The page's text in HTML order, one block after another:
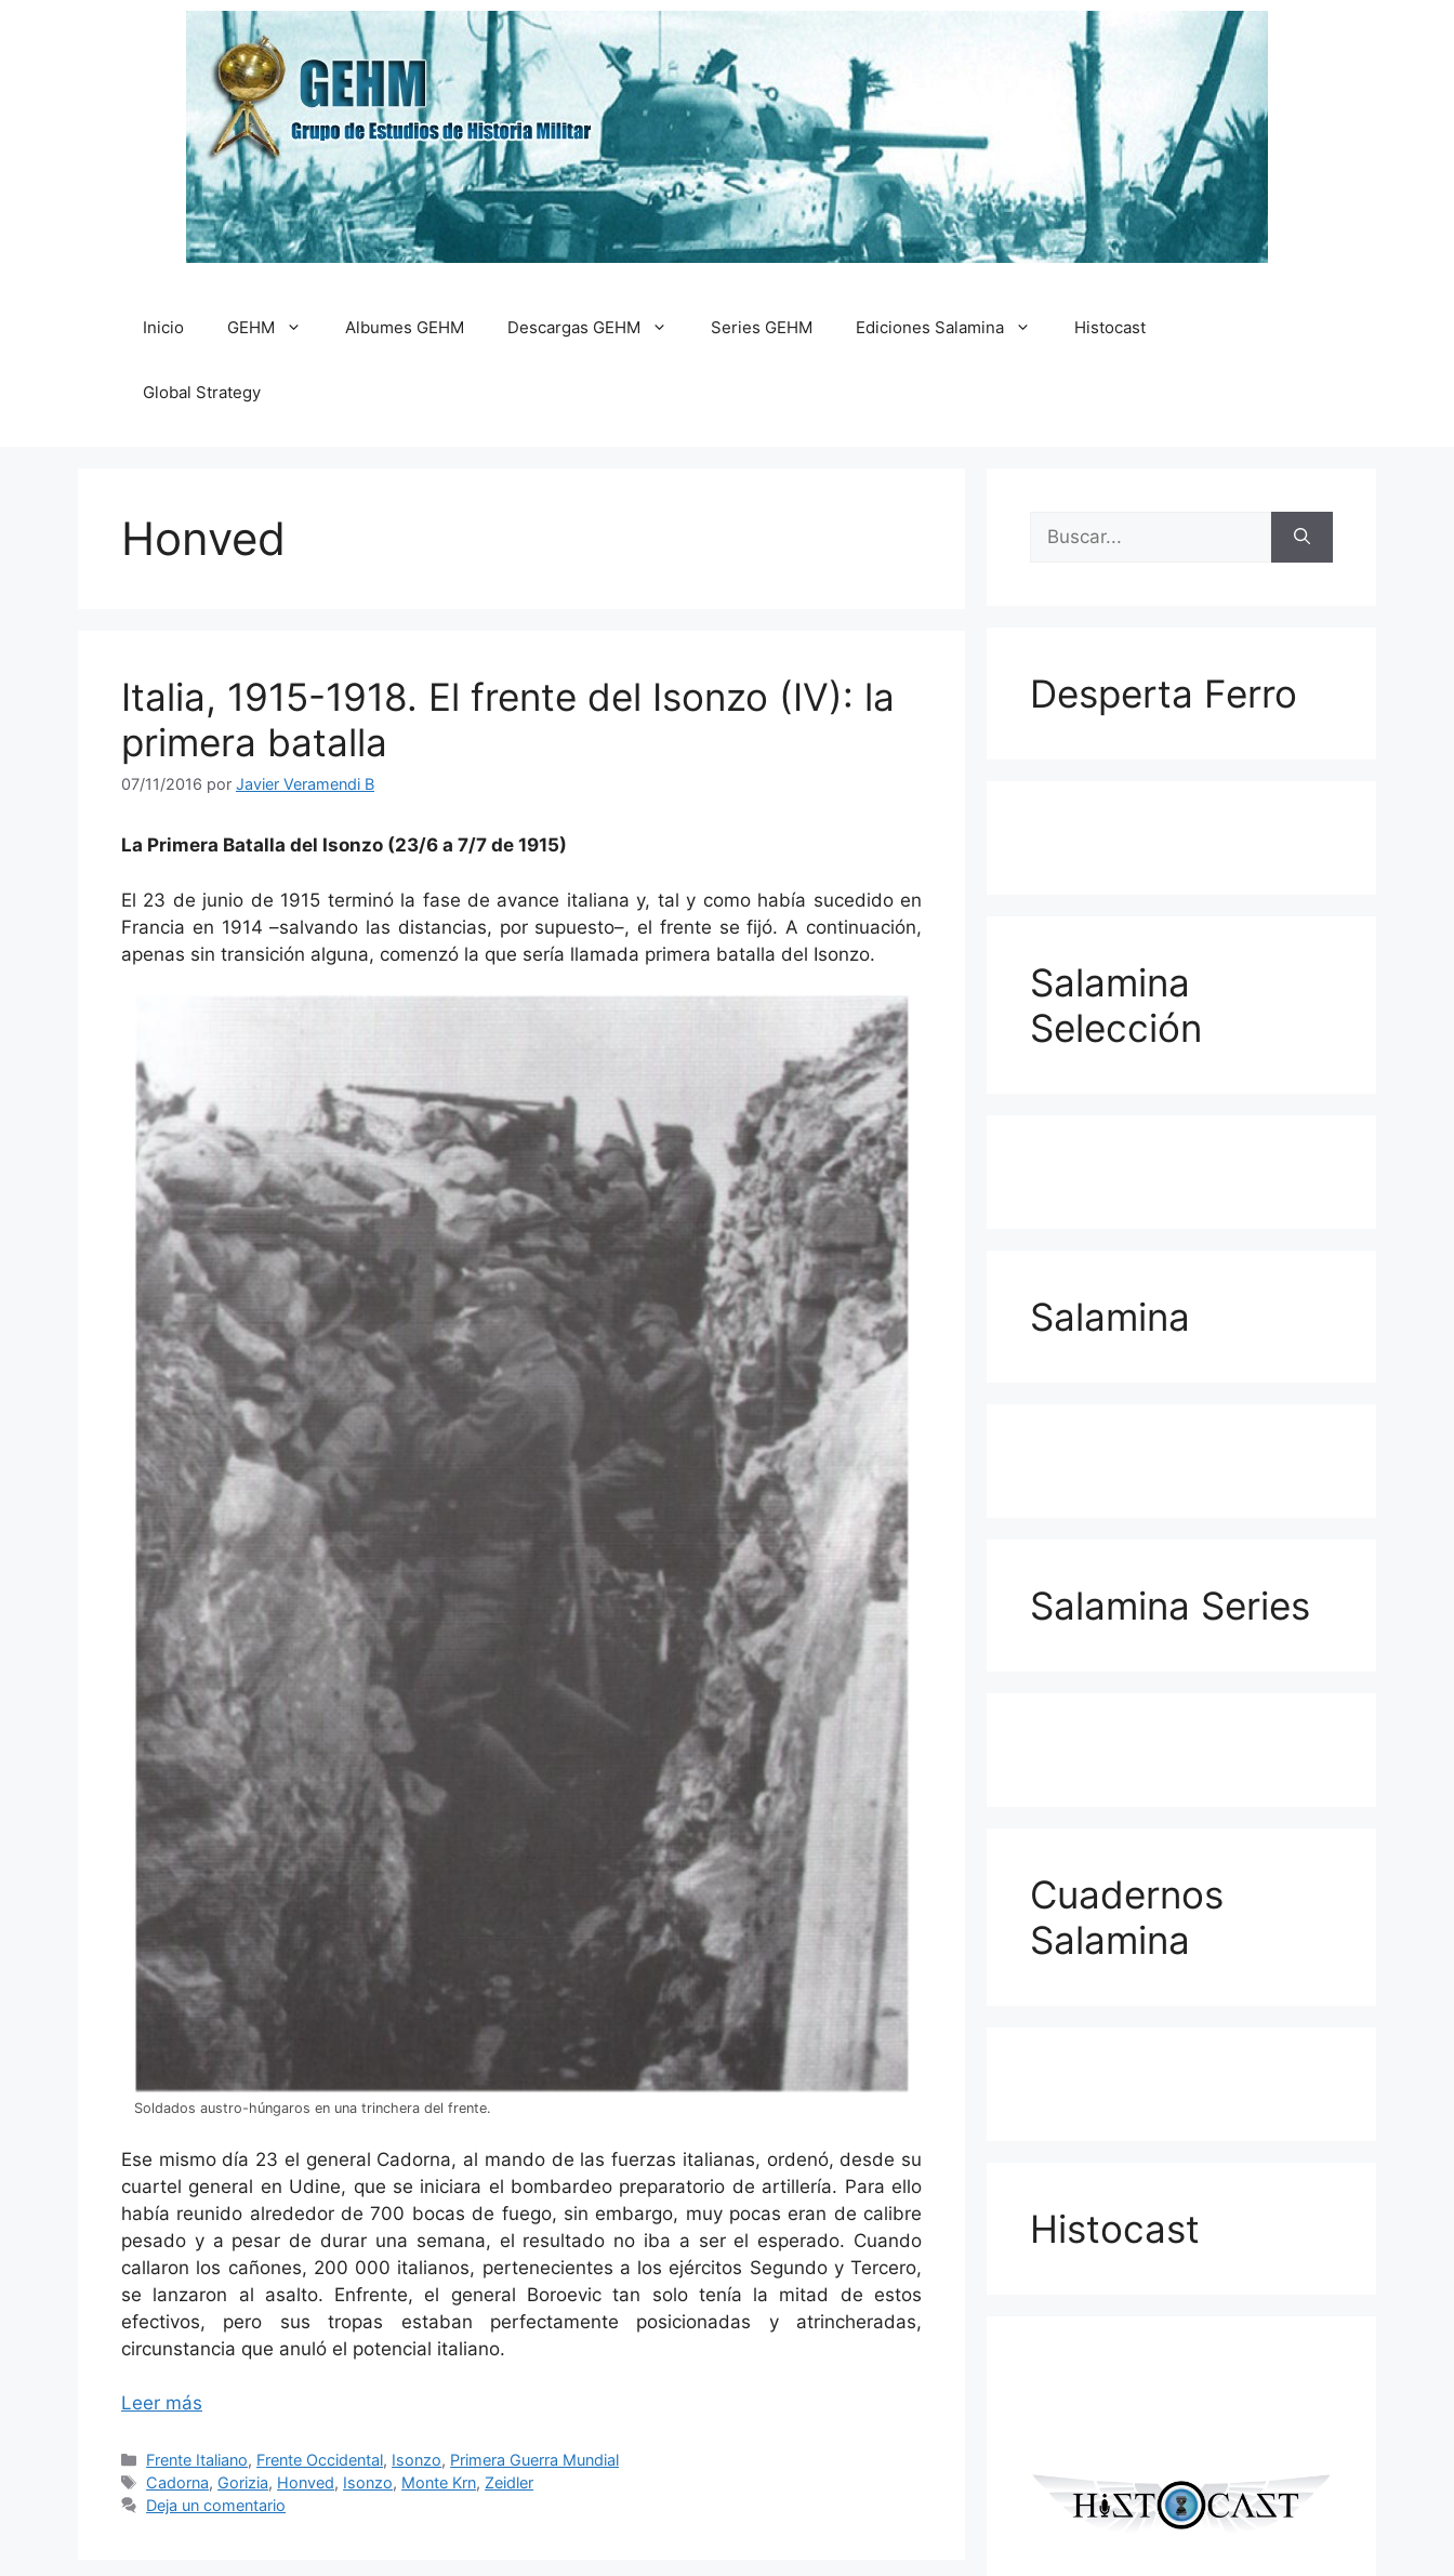
Inicio GEHM Albumes GEHM Descargas GEHM Series GEHM Ediciones Salamina Histocast
Global Strategy
Honved
Italia, 1915-1918. El frente del Isonzo (IV): la
primera batalla
07/11/2016 por Javier Veramendi B
La Primera Batalla del Isonzo (23/6 a 7/7 de 1915)
El 23 de junio de 1915 terminó la fase de avance italiana y, tal y como había sucedido en
Francia en 1914 –salvando las distancias, por supuesto–, el frente se fijó. A continuación,
apenas sin transición alguna, comenzó la que sería llamada primera batalla del Isonzo.
Soldados austro-húngaros en una trinchera del frente.
Ese mismo día 23 el general Cadorna, al mando de las fuerzas italianas, ordenó, desde su
cuartel general en Udine, que se iniciara el bombardeo preparatorio de artillería. Para ello
había reunido alrededor de 700 bocas de fuego, sin embargo, muy pocas eran de calibre
pesado y a pesar de durar una semana, el resultado no iba a ser el esperado. Cuando
callaron los cañones, 200 000 italianos, pertenecientes a los ejércitos Segundo y Tercero,
se lanzaron al asalto. Enfrente, el general Boroevic tan solo tenía la mitad de estos
efectivos, pero sus tropas estaban perfectamente posicionadas y atrincheradas,
circunstancia que anuló el potencial italiano.
Leer más
Categorías
Frente Italiano, Frente Occidental, Isonzo, Primera Guerra Mundial
Etiquetas
Cadorna, Gorizia, Honved, Isonzo, Monte Krn, Zeidler
Deja un comentario
Buscar:
Desperta Ferro
Salamina
Selección
Salamina
Salamina Series
Cuadernos
Salamina
Histocast